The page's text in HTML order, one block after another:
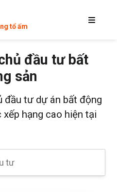
tổ ấm
đầu tư bất
sản
đầu tư dự án bất động
hạng cao hiện tại